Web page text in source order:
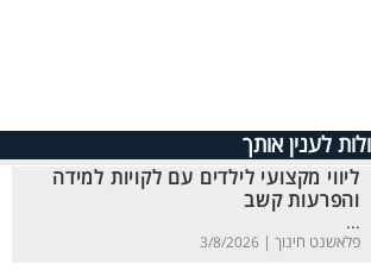
לענין אותך
ליווי מקצועי לילדים עם לקויות למידה
והפרעות קשב
...
פלאשנט חינוך | 3/8/2026